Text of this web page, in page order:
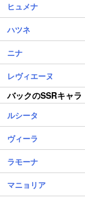
ヒュメナ
ハツネ
ニナ
レヴィエーヌ
バックのSSRキャラ
ルシータ
ヴィーラ
ラモーナ
マニョリア